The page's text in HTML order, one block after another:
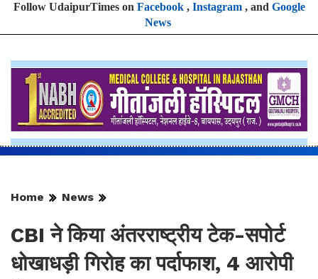
Follow UdaipurTimes on Facebook, Instagram, and Google
News
Home News
CBI ने किया अंतरराष्ट्रीय टेक-सपोर्ट
धोखाधड़ी गिरोह का पर्दाफाश, 4 आरोपी